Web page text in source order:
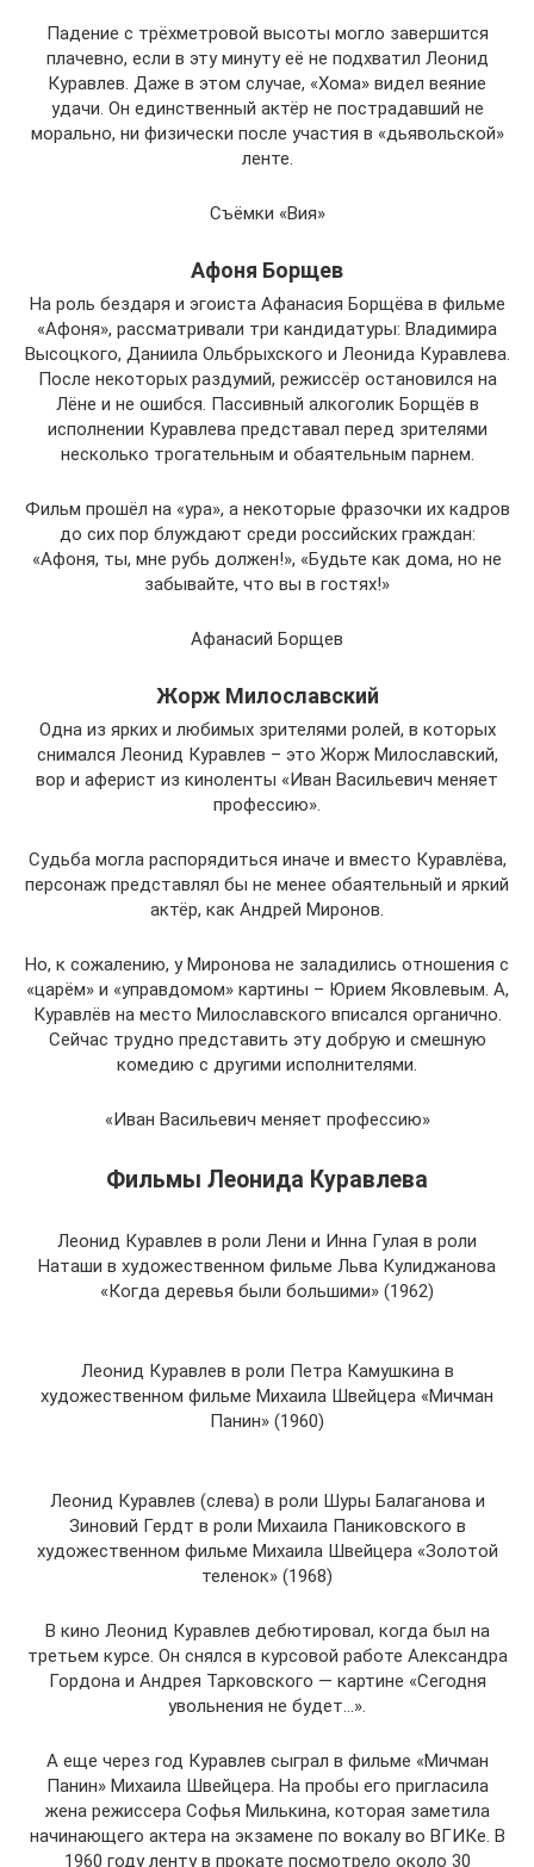
Падение с трёхметровой высоты могло завершится
плачевно, если в эту минуту её не подхватил Леонид
Куравлев. Даже в этом случае, «Хома» видел веяние
удачи. Он единственный актёр не пострадавший не
морально, ни физически после участия в «дьявольской»
ленте.
Съёмки «Вия»
Афоня Борщев
На роль бездаря и эгоиста Афанасия Борщёва в фильме
«Афоня», рассматривали три кандидатуры: Владимира
Высоцкого, Даниила Ольбрыхского и Леонида Куравлева.
После некоторых раздумий, режиссёр остановился на
Лёне и не ошибся. Пассивный алкоголик Борщёв в
исполнении Куравлева представал перед зрителями
несколько трогательным и обаятельным парнем.
Фильм прошёл на «ура», а некоторые фразочки их кадров
до сих пор блуждают среди российских граждан:
«Афоня, ты, мне рубь должен!», «Будьте как дома, но не
забывайте, что вы в гостях!»
Афанасий Борщев
Жорж Милославский
Одна из ярких и любимых зрителями ролей, в которых
снимался Леонид Куравлев – это Жорж Милославский,
вор и аферист из киноленты «Иван Васильевич меняет
профессию».
Судьба могла распорядиться иначе и вместо Куравлёва,
персонаж представлял бы не менее обаятельный и яркий
актёр, как Андрей Миронов.
Но, к сожалению, у Миронова не заладились отношения с
«царём» и «управдомом» картины – Юрием Яковлевым. А,
Куравлёв на место Милославского вписался органично.
Сейчас трудно представить эту добрую и смешную
комедию с другими исполнителями.
«Иван Васильевич меняет профессию»
Фильмы Леонида Куравлева
Леонид Куравлев в роли Лени и Инна Гулая в роли
Наташи в художественном фильме Льва Кулиджанова
«Когда деревья были большими» (1962)
Леонид Куравлев в роли Петра Камушкина в
художественном фильме Михаила Швейцера «Мичман
Панин» (1960)
Леонид Куравлев (слева) в роли Шуры Балаганова и
Зиновий Гердт в роли Михаила Паниковского в
художественном фильме Михаила Швейцера «Золотой
теленок» (1968)
В кино Леонид Куравлев дебютировал, когда был на
третьем курсе. Он снялся в курсовой работе Александра
Гордона и Андрея Тарковского — картине «Сегодня
увольнения не будет…».
А еще через год Куравлев сыграл в фильме «Мичман
Панин» Михаила Швейцера. На пробы его пригласила
жена режиссера Софья Милькина, которая заметила
начинающего актера на экзамене по вокалу во ВГИКе. В
1960 году ленту в прокате посмотрело около 30